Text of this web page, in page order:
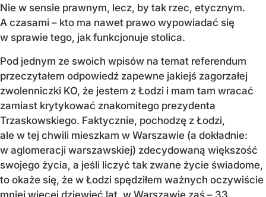
Nie w sensie prawnym, lecz, by tak rzec, etycznym.
A czasami – kto ma nawet prawo wypowiadać się
w sprawie tego, jak funkcjonuje stolica.
Pod jednym ze swoich wpisów na temat referendum
przeczytałem odpowiedź zapewne jakiejś zagorzałej
zwolenniczki KO, że jestem z Łodzi i mam tam wracać
zamiast krytykować znakomitego prezydenta
Trzaskowskiego. Faktycznie, pochodzę z Łodzi,
ale w tej chwili mieszkam w Warszawie (a dokładnie:
w aglomeracji warszawskiej) zdecydowaną większość
swojego życia, a jeśli liczyć tak zwane życie świadome,
to okaże się, że w Łodzi spędziłem ważnych oczywiście